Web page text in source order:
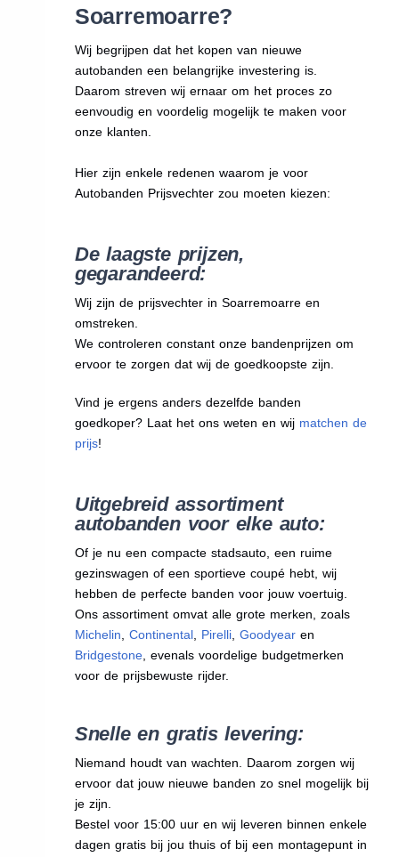
Soarremoarre?
Wij begrijpen dat het kopen van nieuwe
autobanden een belangrijke investering is.
Daarom streven wij ernaar om het proces zo
eenvoudig en voordelig mogelijk te maken voor
onze klanten.
Hier zijn enkele redenen waarom je voor
Autobanden Prijsvechter zou moeten kiezen:
De laagste prijzen,
gegarandeerd:
Wij zijn de prijsvechter in Soarremoarre en
omstreken.
We controleren constant onze bandenprijzen om
ervoor te zorgen dat wij de goedkoopste zijn.
Vind je ergens anders dezelfde banden
goedkoper? Laat het ons weten en wij matchen de
prijs!
Uitgebreid assortiment
autobanden voor elke auto:
Of je nu een compacte stadsauto, een ruime
gezinswagen of een sportieve coupé hebt, wij
hebben de perfecte banden voor jouw voertuig.
Ons assortiment omvat alle grote merken, zoals
Michelin, Continental, Pirelli, Goodyearen
Bridgestone, evenals voordelige budgetmerken
voor de prijsbewuste rijder.
Snelle en gratis levering:
Niemand houdt van wachten. Daarom zorgen wij
ervoor dat jouw nieuwe banden zo snel mogelijk bij
je zijn.
Bestel voor 15:00 uur en wij leveren binnen enkele
dagen gratis bij jou thuis of bij een montagepunt in